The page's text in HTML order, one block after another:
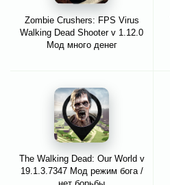
Zombie Crushers: FPS Virus
Walking Dead Shooter v 1.12.0
Мод много денег
The Walking Dead: Our World v
19.1.3.7347 Мод режим бога /